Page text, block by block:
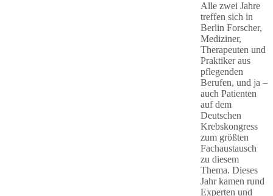
Alle zwei Jahre
treffen sich in
Berlin Forscher,
Mediziner,
Therapeuten und
Praktiker aus
pflegenden
Berufen, und ja –
auch Patienten
auf dem
Deutschen
Krebskongress
zum größten
Fachaustausch
zu diesem
Thema. Dieses
Jahr kamen rund
Experten und